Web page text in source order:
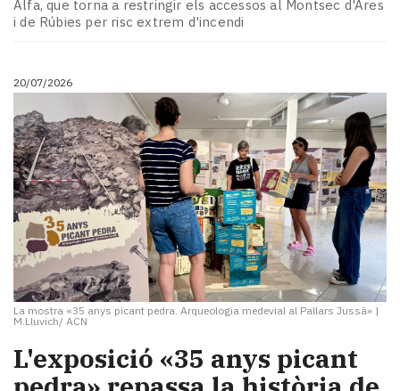
Alfa, que torna a restringir els accessos al Montsec d'Ares
i de Rúbies per risc extrem d'incendi
20/07/2026
La mostra «35 anys picant pedra. Arqueologia medevial al Pallars Jussà» |
M.Lluvich/ ACN
L'exposició «35 anys picant